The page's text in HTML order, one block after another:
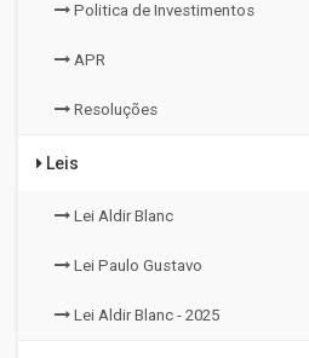
Politica de Investimentos
APR
Resoluções
Leis
Lei Aldir Blanc
Lei Paulo Gustavo
Lei Aldir Blanc - 2025